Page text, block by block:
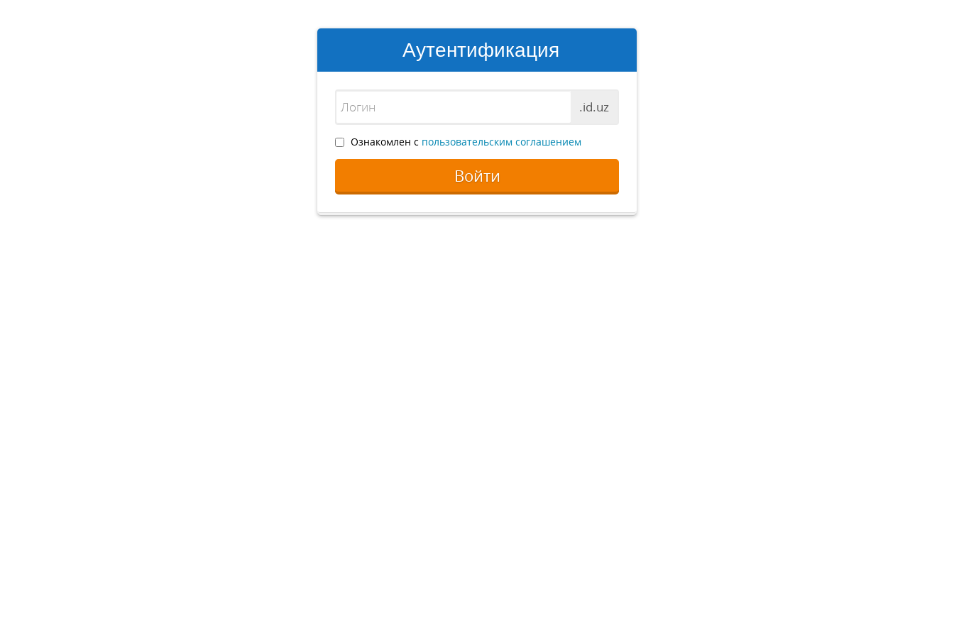
Аутентификация
.id.uz
Ознакомлен с пользовательским соглашением
Войти